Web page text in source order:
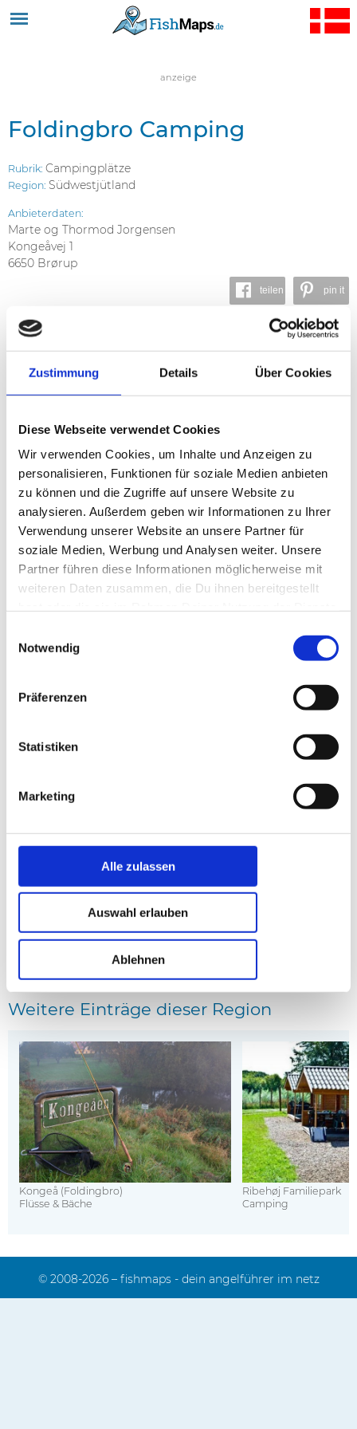
Zustimmung Details Über Cookies
Diese Webseite verwendet Cookies
Wir verwenden Cookies, um Inhalte und Anzeigen zu
personalisieren, Funktionen für soziale Medien anbieten
zu können und die Zugriffe auf unsere Website zu
analysieren. Außerdem geben wir Informationen zu Ihrer
Verwendung unserer Website an unsere Partner für
soziale Medien, Werbung und Analysen weiter. Unsere
Partner führen diese Informationen möglicherweise mit
weiteren Daten zusammen, die Du ihnen bereitgestellt
Notwendig
Präferenzen
Statistiken
Marketing
Alle zulassen
Auswahl erlauben
Ablehnen
Jump to navigation
anzeige
Foldingbro Camping
Rubrik: Campingplätze
Region: Südwestjütland
Anbieterdaten:
Marte og Thormod Jorgensen
Kongeåvej 1
6650 Brørup
teilen pin it
Foldingbro Camping
Ferienhäuser in der Nähe *
anzeige
Kartenansicht
Weitere Einträge dieser Region
Kongeå (Foldingbro)
Flüsse & Bäche
Ribehøj Familiepark
Camping
© 2008-2026 – fishmaps - dein angelführer im netz